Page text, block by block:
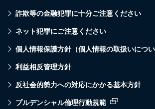
詐欺等の金融犯罪に十分ご注意ください
ネット犯罪にご注意ください
個人情報保護方針（個人情報の取扱いについ
利益相反管理方針
反社会的勢力への対応にかかる基本方針
プルデンシャル倫理行動規範